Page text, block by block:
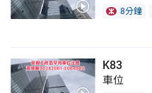
8分鐘
K83
車位